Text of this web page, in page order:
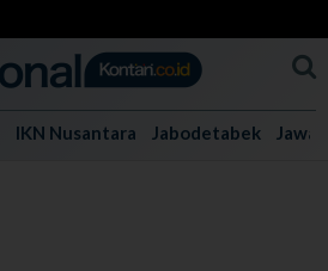
IKN Nusantara Jabodetabek Jawa